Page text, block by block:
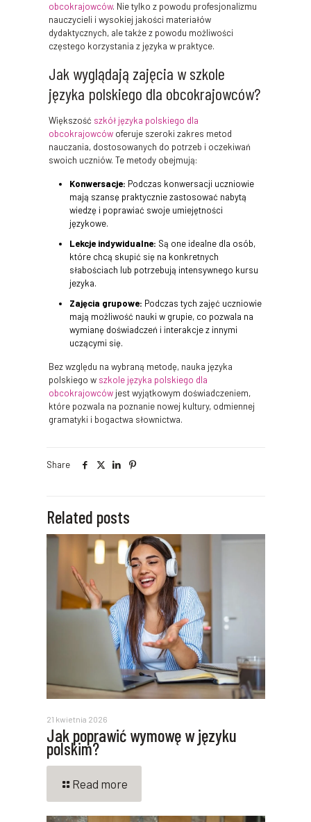
obcokrajowców. Nie tylko z powodu profesjonalizmu
nauczycieli i wysokiej jakości materiałów
dydaktycznych, ale także z powodu możliwości
częstego korzystania z języka w praktyce.
Jak wyglądają zajęcia w szkole
języka polskiego dla obcokrajowców?
Większość szkół języka polskiego dla
obcokrajowcówoferuje szeroki zakres metod
nauczania, dostosowanych do potrzeb i oczekiwań
swoich uczniów. Te metody obejmują:
Konwersacje: Podczas konwersacji uczniowie
mają szansę praktycznie zastosować nabytą
wiedzę i poprawiać swoje umiejętności
językowe.
Lekcje indywidualne: Są one idealne dla osób,
które chcą skupić się na konkretnych
słabościach lub potrzebują intensywnego kursu
jezyka.
Zajęcia grupowe: Podczas tych zajęć uczniowie
mają możliwość nauki w grupie, co pozwala na
wymianę doświadczeń i interakcje z innymi
uczącymi się.
Bez względu na wybraną metodę, nauka języka
polskiego w szkole języka polskiego dla
obcokrajowcówjest wyjątkowym doświadczeniem,
które pozwala na poznanie nowej kultury, odmiennej
gramatyki i bogactwa słownictwa.
Share
Related posts
21 kwietnia 2026
Jak poprawić wymowę w języku
polskim?
Read more